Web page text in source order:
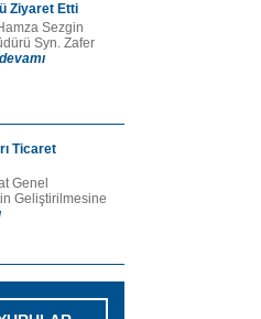
Ziyaret Etti
Sezgin
Syn. Zafer
devamı
Ticaret
Genel
Geliştirilmesine